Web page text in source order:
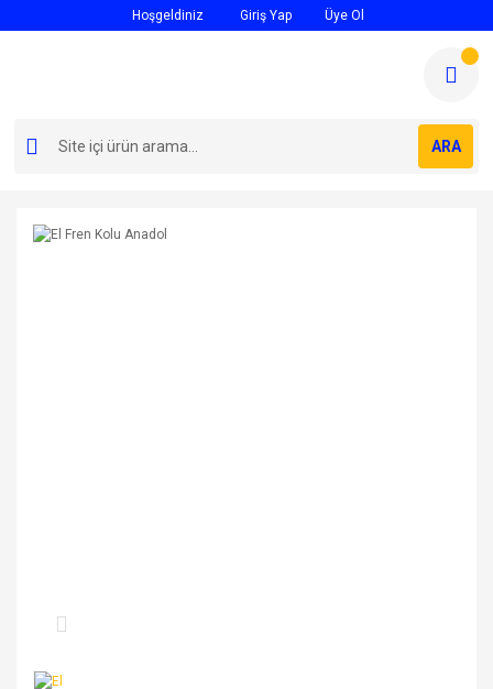
Hoşgeldiniz Giriş Yap Üye Ol
ARA